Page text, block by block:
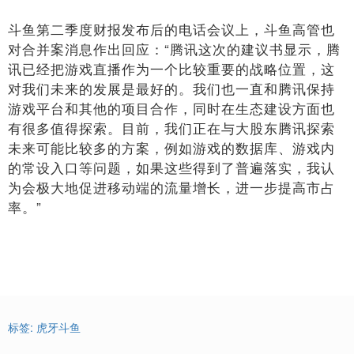
斗鱼第二季度财报发布后的电话会议上，斗鱼高管也
对合并案消息作出回应：“腾讯这次的建议书显示，腾
讯已经把游戏直播作为一个比较重要的战略位置，这
对我们未来的发展是最好的。我们也一直和腾讯保持
游戏平台和其他的项目合作，同时在生态建设方面也
有很多值得探索。目前，我们正在与大股东腾讯探索
未来可能比较多的方案，例如游戏的数据库、游戏内
的常设入口等问题，如果这些得到了普遍落实，我认
为会极大地促进移动端的流量增长，进一步提高市占
率。”
标签: 虎牙斗鱼